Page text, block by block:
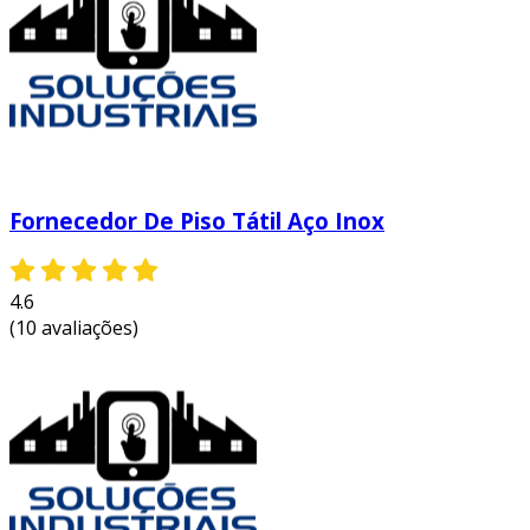
sinalização é crucial para a orientação dos
usuários.
calçadas e passeios públicos, facilitando a
locomoção de pedestres.
hotéis e clínicas, onde a acessibilidade é
um diferencial importante.
centros comerciais, promovendo um
ambiente inclusivo para todos os clientes.
garantindo que todos possam desfrutar
das exposições.
aeroportos, onde a fluidez e segurança
são essenciais para os viajantes.
escolas e universidades, promovendo um
Fornecedor De Piso Tátil Aço Inox
4.6
(10 avaliações)